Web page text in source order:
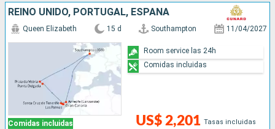
REINO UNIDO, PORTUGAL, ESPAÑA
Comidas incluidas
Queen Elizabeth 15 d Southampton 11/04/2027
US$ 2,201 Tasas incluidas
Room service las 24h
Comidas incluidas